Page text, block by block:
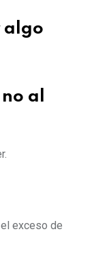
algo
al
exceso de